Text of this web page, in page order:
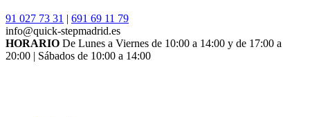
91 027 73 31 | 691 69 11 79
info@quick-stepmadrid.es
HORARIO De Lunes a Viernes de 10:00 a 14:00 y de 17:00 a
20:00 | Sábados de 10:00 a 14:00